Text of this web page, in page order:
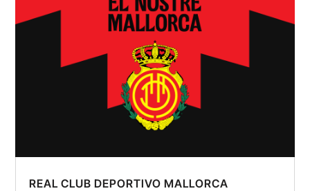
REAL CLUB DEPORTIVO MALLORCA